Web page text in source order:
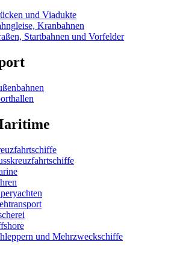
und Viadukte
Kranbahnen
Startbahnen und Vorfelder
und Mehrzweckschiffe